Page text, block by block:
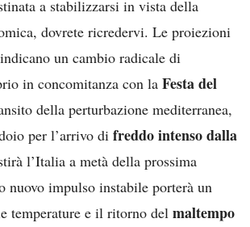
a stabilizzarsi in vista della
dovrete ricredervi. Le proiezioni
un cambio radicale di
in concomitanza con la Festa del
della perturbazione mediterranea,
per l’arrivo di freddo intenso dalla
l’Italia a metà della prossima
nuovo impulso instabile porterà un
temperature e il ritorno del maltempo